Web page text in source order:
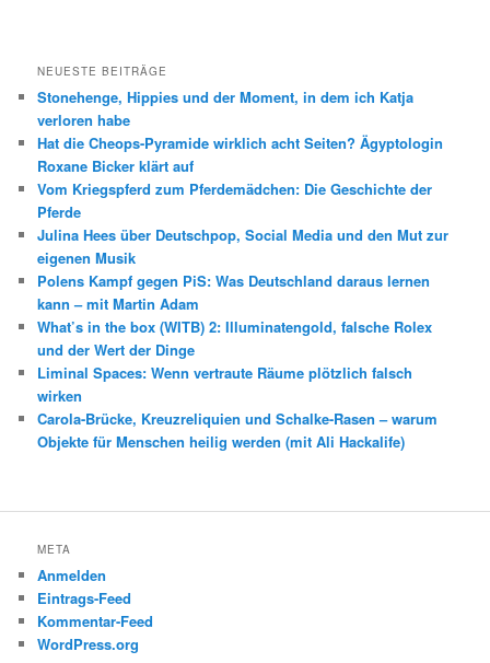
NEUESTE BEITRÄGE
Stonehenge, Hippies und der Moment, in dem ich Katja
verloren habe
Hat die Cheops-Pyramide wirklich acht Seiten? Ägyptologin
Roxane Bicker klärt auf
Vom Kriegspferd zum Pferdemädchen: Die Geschichte der
Pferde
Julina Hees über Deutschpop, Social Media und den Mut zur
eigenen Musik
Polens Kampf gegen PiS: Was Deutschland daraus lernen
kann – mit Martin Adam
What’s in the box (WITB) 2: Illuminatengold, falsche Rolex
und der Wert der Dinge
Liminal Spaces: Wenn vertraute Räume plötzlich falsch
wirken
Carola-Brücke, Kreuzreliquien und Schalke-Rasen – warum
Objekte für Menschen heilig werden (mit Ali Hackalife)
META
Anmelden
Eintrags-Feed
Kommentar-Feed
WordPress.org